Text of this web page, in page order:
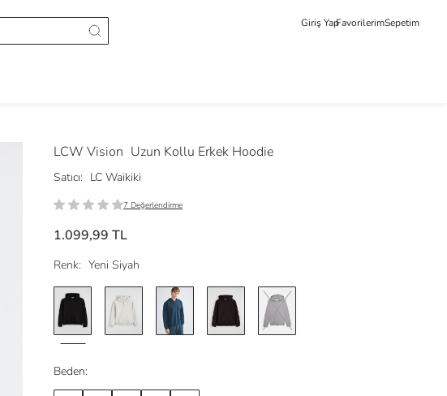
Giriş YapFavorilerimSepetim
LCW Vision Uzun Kollu Erkek Hoodie
Satıcı: LC Waikiki
7 Değerlendirme
1.099,99 TL
Renk: Yeni Siyah
Beden: